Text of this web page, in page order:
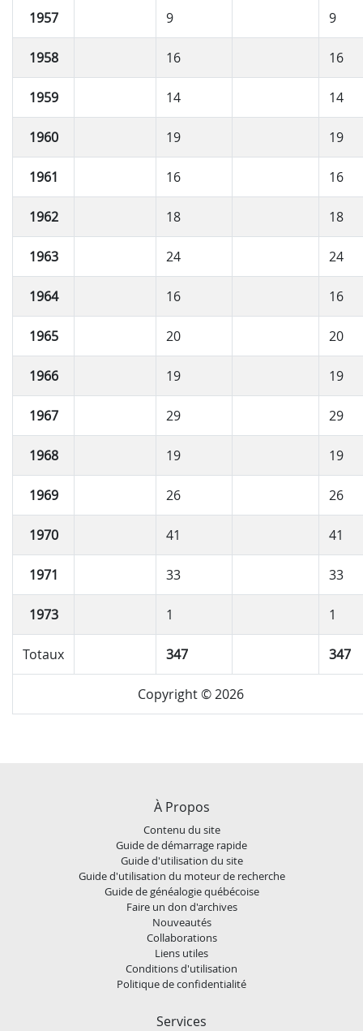
1957 9 9
1958 16 16
1959 14 14
1960 19 19
1961 16 16
1962 18 18
1963 24 24
1964 16 16
1965 20 20
1966 19 19
1967 29 29
1968 19 19
1969 26 26
1970 41 41
1971 33 33
1973 1 1
Totaux 347 347
Copyright © 2026
À Propos
Contenu du site
Guide de démarrage rapide
Guide d'utilisation du site
Guide d'utilisation du moteur de recherche
Guide de généalogie québécoise
Faire un don d'archives
Nouveautés
Collaborations
Liens utiles
Conditions d'utilisation
Politique de confidentialité
Services